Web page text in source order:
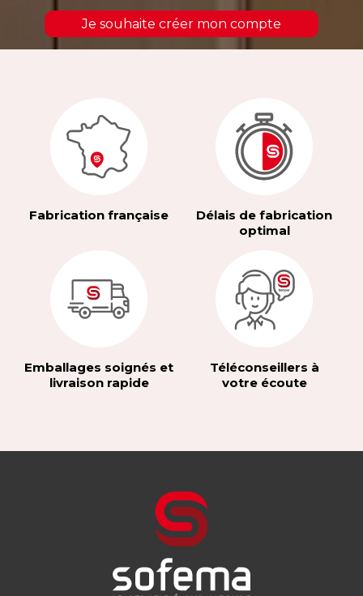
Je souhaite créer mon compte
Fabrication française
Délais de fabrication
optimal
Emballages soignés et
livraison rapide
Téléconseillers à
votre écoute